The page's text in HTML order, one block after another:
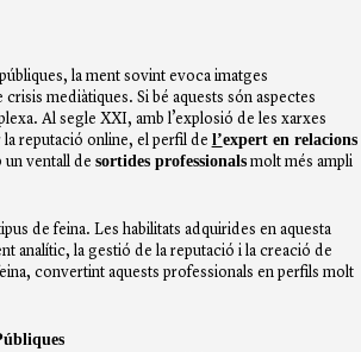
la ment sovint evoca imatges
mediàtiques. Si bé aquests són aspectes
Al segle XXI, amb l’explosió de les xarxes
reputació online, el perfil de l’expert en relacions
un ventall de sortides professionalsmolt més ampli
de feina. Les habilitats adquirides en aquesta
analític, la gestió de la reputació i la creació de
convertint aquests professionals en perfils molt